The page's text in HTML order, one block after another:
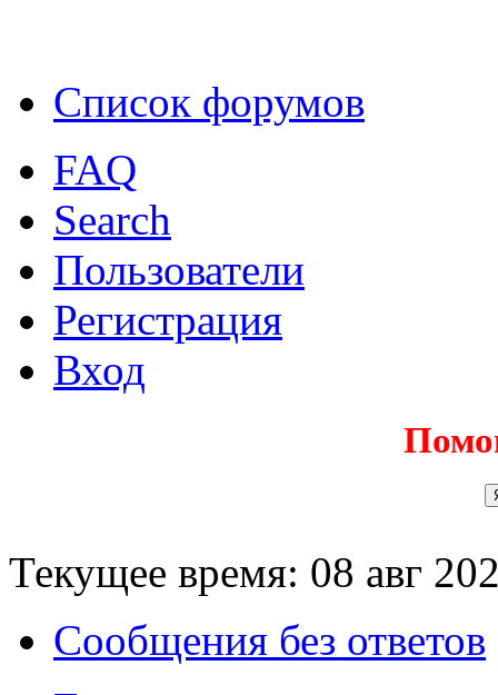
Список форумов
FAQ
Search
Пользователи
Регистрация
Вход
Текущее время: 08 авг
Сообщения без ответов